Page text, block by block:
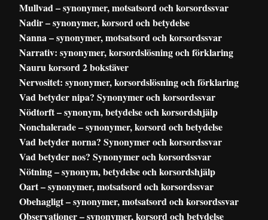
Mullvad – synonymer, motsatsord och korsordssvar
Nadir – synonymer, korsord och betydelse
Nanna – synonymer, motsatsord och korsordssvar
Narrativ: synonymer, korsordslösning och förklaring
Nauru korsord 2 bokstäver
Nervositet: synonymer, korsordslösning och förklaring
Vad betyder nipa? Synonymer och korsordssvar
Nödtorft – synonym, betydelse och korsordshjälp
Nonchalerade – synonymer, korsord och betydelse
Vad betyder norna? Synonymer och korsordssvar
Vad betyder nos? Synonymer och korsordssvar
Nötning – synonym, betydelse och korsordshjälp
Oart – synonymer, motsatsord och korsordssvar
Obehagligt – synonymer, motsatsord och korsordssvar
Observationer – synonymer, korsord och betydelse